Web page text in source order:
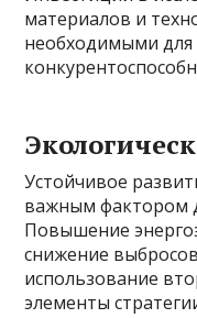
материалов и
необходимыми
Устойчивое
важным фактором
Повышение
снижение
использование
элементы